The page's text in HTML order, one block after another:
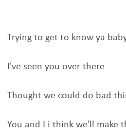
Trying to get to know ya
I've seen you over there
Thought we could do bad
You and I i think we'll make